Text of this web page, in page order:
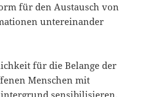
für den Austausch von
untereinander
für die Belange der
Menschen mit